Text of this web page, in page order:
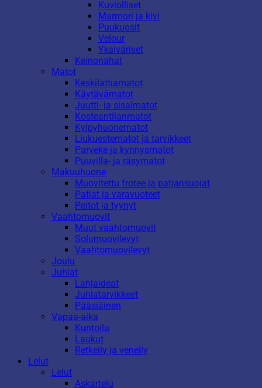
Kuviolliset
Marmori ja kivi
Puukuosit
Velour
Yksiväriset
Keinonahat
Matot
Keskilattiamatot
Käytävämatot
Juutti- ja sisalmatot
Kosteantilanmatot
Kylpyhuonematot
Liukuestematot ja tarvikkeet
Parveke ja kynnysmatot
Puuvilla- ja räsymatot
Makuuhuone
Muovitettu frotee ja patjansuojat
Patjat ja varavuoteet
Peitot ja tyynyt
Vaahtomuovit
Muut vaahtomuovit
Solumuovilevyt
Vaahtomuovilevyt
Joulu
Juhlat
Lahjaideat
Juhlatarvikkeet
Pääsiäinen
Vapaa-aika
Kuntoilu
Laukut
Retkeily ja veneily
Lelut
Lelut
Askartelu